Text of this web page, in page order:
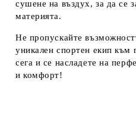
сушене на въздух, за да се
материята.
Не пропускайте
уникален спортен екип към
сега и се насладете на
и комфорт!